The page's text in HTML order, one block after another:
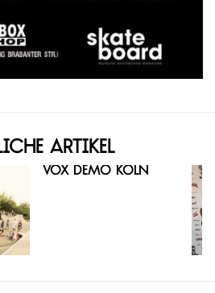
Artikel
Vox Demo Köln